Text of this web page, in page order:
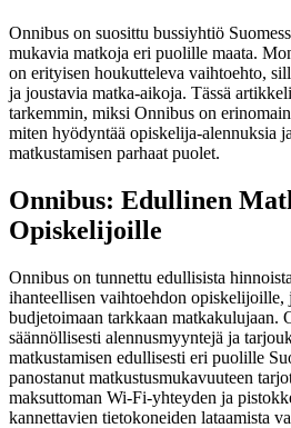
Onnibus on suosittu bussiyhtiö
mukavia matkoja eri puolille maata.
on erityisen houkutteleva vaihtoehto,
ja joustavia matka-aikoja. Tässä
tarkemmin, miksi Onnibus on
miten hyödyntää opiskelija-alennuksia
matkustamisen parhaat puolet.
Onnibus: Edullinen
Opiskelijoille
Onnibus on tunnettu edullisista
ihanteellisen vaihtoehdon opiskelijoille,
budjetoimaan tarkkaan matkakulujaan.
säännöllisesti alennusmyyntejä ja
matkustamisen edullisesti eri puolille
panostanut matkustusmukavuuteen
maksuttoman Wi-Fi-yhteyden ja
kannettavien tietokoneiden lataamista